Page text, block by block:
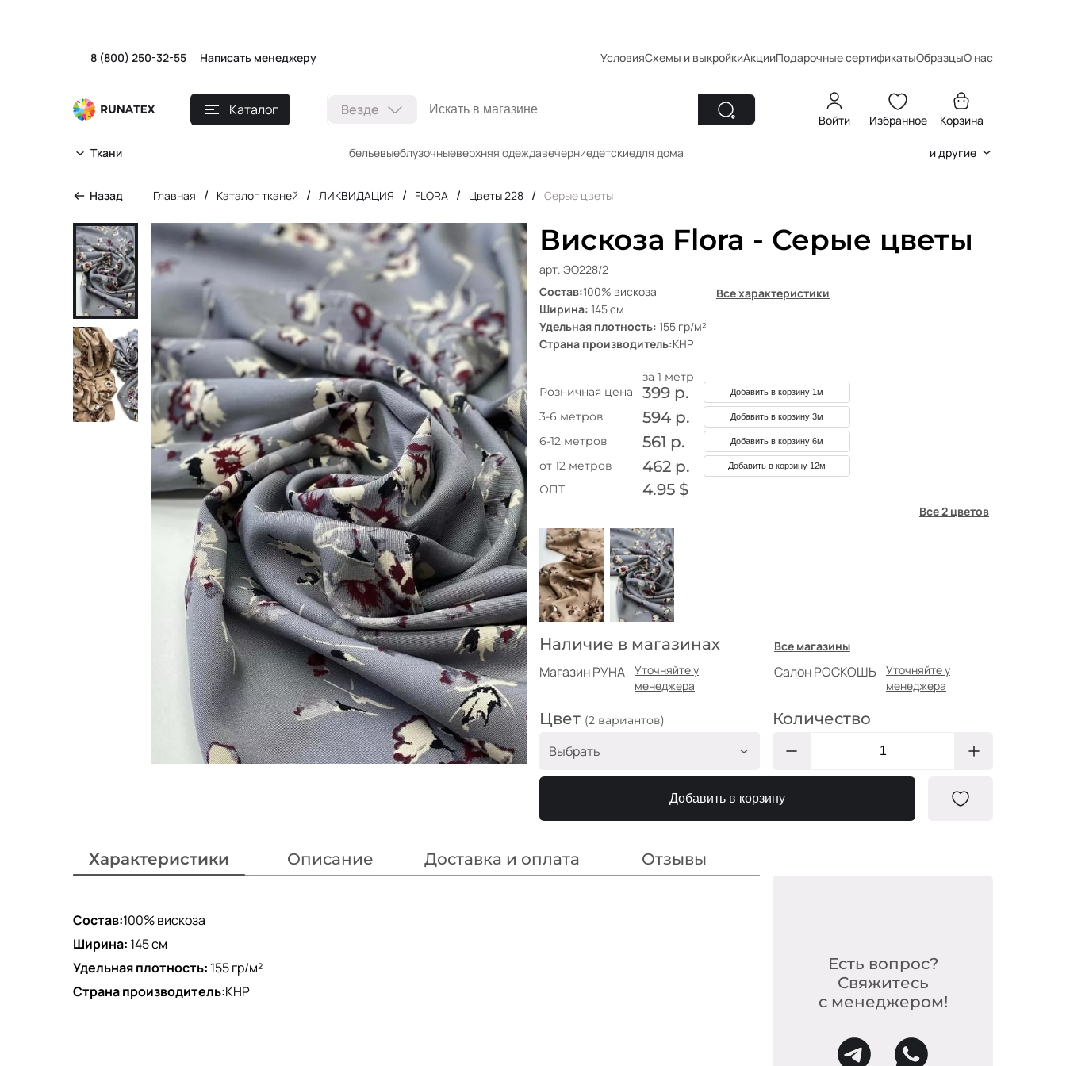
8 (800) 250-32-55 Написать менеджеру УсловияСхемы и выкройкиАкцииПодарочные сертификатыОбразцыО нас
Каталог Везде
Войти Избранное Корзина
Ткани бельевыеблузочныеверхняя одеждавечерниедетскиедля дома и другие
Назад Главная / Каталог тканей / ЛИКВИДАЦИЯ / FLORA / Цветы 228 / Серые цветы
Вискоза Flora - Серые цветы
арт. ЭО228/2
Состав:100% вискоза
Ширина: 145 см
Удельная плотность: 155 гр/м²
Страна производитель:КНР
Все характеристики
за 1 метр
Розничная цена
399 р. Добавить в корзину 1м
3-6 метров 594 р. Добавить в корзину 3м
6-12 метров 561 р. Добавить в корзину 6м
от 12 метров 462 р. Добавить в корзину 12м
ОПТ 4.95 $
Все 2 цветов
Наличие в магазинах Все магазины
Магазин РУНА
Уточняйте у
менеджера
Салон РОСКОШЬ
Уточняйте у
менеджера
Цвет (2 вариантов)
Выбрать
Бежевые цветы
ЭО228/1
ЭО228/2
Количество
Добавить в корзину
Характеристики Описание Доставка и оплата Отзывы
Состав:100% вискоза
Ширина: 145 см
Удельная плотность: 155 гр/м²
Страна производитель:КНР
Есть вопрос?
Свяжитесь
с менеджером!